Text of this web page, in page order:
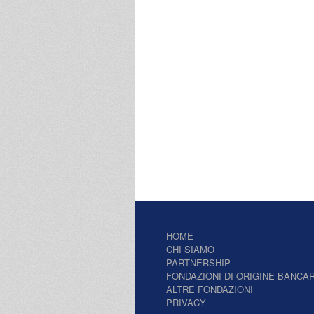
HOME
CHI SIAMO
PARTNERSHIP
FONDAZIONI DI ORIGINE
ALTRE FONDAZIONI
PRIVACY